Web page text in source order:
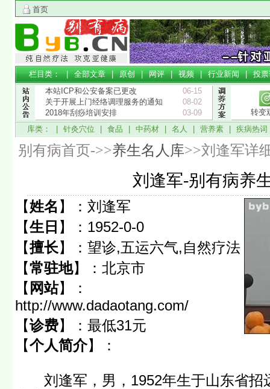
首页
栏目类： |全部文章|原创|网评|视频|行业新闻|投
本站ICP和公安备案已更改
06-15
关于开展上门经络调理服务的通知
08-02
2018年刮痧培训安排
03-09
转变
库类： | 针灸穴位 食品 中药材 名人 营养素 疾病热词
别有病首页->>养生名人库>>刘逢军详
刘逢军-别有病养
【姓名 】： 刘逢军
【生日 】： 1952-0-0
【擅长】： 望诊,五运六气,自然疗法
【常驻地】： 北京市
【 网站】：
http://www.dadaotang.com/
【诊费】： 最低31元
【个人简介】：
刘逢军，男，1952年生于山东省招